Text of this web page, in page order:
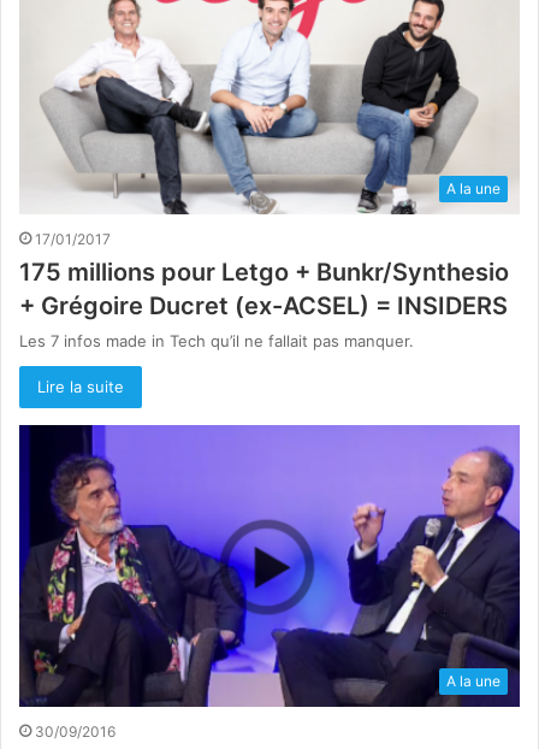
A la une
17/01/2017
175 millions pour Letgo + Bunkr/Synthesio
+ Grégoire Ducret (ex-ACSEL) = INSIDERS
Les 7 infos made in Tech qu’il ne fallait pas manquer.
Lire la suite
A la une
30/09/2016